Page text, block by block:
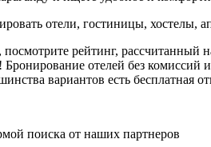
отели, гостиницы, хостелы,
посмотрите рейтинг, рассчитанный
отелей без
вариантов есть бесплатная
поиска от наших партнеров